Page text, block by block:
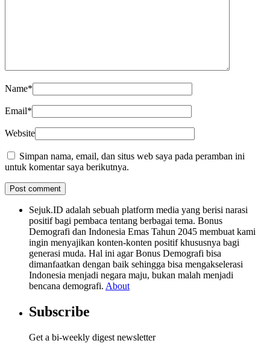
Name*
Email*
Website
Simpan nama, email, dan situs web saya pada peramban ini
untuk komentar saya berikutnya.
Sejuk.ID adalah sebuah platform media yang berisi narasi
positif bagi pembaca tentang berbagai tema. Bonus
Demografi dan Indonesia Emas Tahun 2045 membuat kami
ingin menyajikan konten-konten positif khususnya bagi
generasi muda. Hal ini agar Bonus Demografi bisa
dimanfaatkan dengan baik sehingga bisa mengakselerasi
Indonesia menjadi negara maju, bukan malah menjadi
bencana demografi. About
Subscribe
Get a bi-weekly digest newsletter